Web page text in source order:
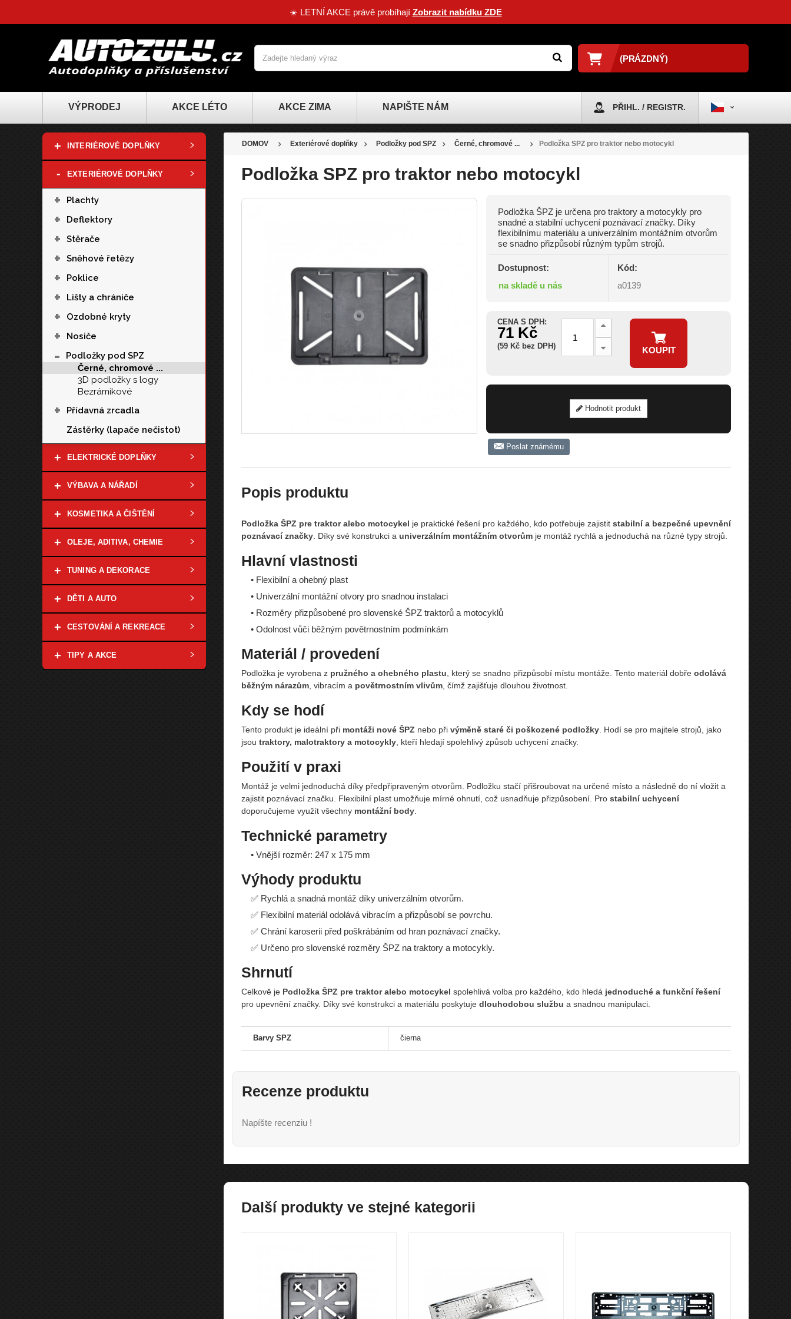
☀️ LETNÍ AKCE právě probíhají Zobrazit nabídku ZDE
(PRÁZDNÝ)
VÝPRODEJ AKCE LÉTO AKCE ZIMA NAPIŠTE NÁM PŘIHL. / REGISTR.
+ INTERIÉROVÉ DOPLŇKY
- EXTERIÉROVÉ DOPLŇKY
+ Plachty
+ Deflektory
+ Stěrače
+ Sněhové řetězy
+ Poklice
+ Lišty a chrániče
+ Ozdobné kryty
+ Nosiče
-
Podložky pod SPZ
Černé, chromové ...
3D podložky s logy
Bezrámikové
+
Přídavná zrcadla
Zástěrky (lapače nečistot)
+ ELEKTRICKÉ DOPLŇKY
+ VÝBAVA A NÁŘADÍ
+ KOSMETIKA A ČIŠTĚNÍ
+ OLEJE, ADITIVA, CHEMIE
+ TUNING A DEKORACE
+ DĚTI A AUTO
+ CESTOVÁNÍ A REKREACE
+ TIPY A AKCE
DOMOV Exteriérové doplňky Podložky pod SPZ Černé, chromové ... Podložka SPZ pro traktor nebo motocykl
Podložka SPZ pro traktor nebo motocykl
Podložka ŠPZ je určena pro traktory a motocykly pro
snadné a stabilní uchycení poznávací značky. Díky
flexibilnímu materiálu a univerzálním montážním otvorům
se snadno přizpůsobí různým typům strojů.
Dostupnost:
na skladě u nás
Kód:
a0139
CENA S DPH:
71 Kč
(59 Kč bez DPH) KOUPIT
Hodnotit produkt
Poslat známému
Popis produktu
Podložka ŠPZ pre traktor alebo motocykel je praktické řešení pro každého, kdo potřebuje zajistit stabilní a bezpečné upevnění
poznávací značky. Díky své konstrukci a univerzálním montážním otvorůmje montáž rychlá a jednoduchá na různé typy strojů.
Hlavní vlastnosti
• Flexibilní a ohebný plast
• Univerzální montážní otvory pro snadnou instalaci
• Rozměry přizpůsobené pro slovenské ŠPZ traktorů a motocyklů
• Odolnost vůči běžným povětrnostním podmínkám
Materiál / provedení
Podložka je vyrobena z pružného a ohebného plastu , který se snadno přizpůsobí místu montáže. Tento materiál dobře odolává
běžným nárazům, vibracím a povětrnostním vlivům, čímž zajišťuje dlouhou životnost.
Kdy se hodí
Tento produkt je ideální při montáži nové ŠPZ nebo při výměně staré či poškozené podložky. Hodí se pro majitele strojů, jako
jsou traktory, malotraktory a motocykly, kteří hledají spolehlivý způsob uchycení značky.
Použití v praxi
Montáž je velmi jednoduchá díky předpřipraveným otvorům. Podložku stačí přišroubovat na určené místo a následně do ní vložit a
zajistit poznávací značku. Flexibilní plast umožňuje mírné ohnutí, což usnadňuje přizpůsobení. Pro stabilní uchycení
doporučujeme využít všechny montážní body.
Technické parametry
• Vnější rozměr: 247 x 175 mm
Výhody produktu
✅ Rychlá a snadná montáž díky univerzálním otvorům.
✅ Flexibilní materiál odolává vibracím a přizpůsobí se povrchu.
✅ Chrání karoserii před poškrábáním od hran poznávací značky.
✅ Určeno pro slovenské rozměry ŠPZ na traktory a motocykly.
Shrnutí
Celkově je Podložka ŠPZ pre traktor alebo motocykel spolehlivá volba pro každého, kdo hledá jednoduché a funkční řešení
pro upevnění značky. Díky své konstrukci a materiálu poskytuje dlouhodobou službu a snadnou manipulaci.
Barvy SPZ čierna
Recenze produktu
Napíšte recenziu !
Další produkty ve stejné kategorii